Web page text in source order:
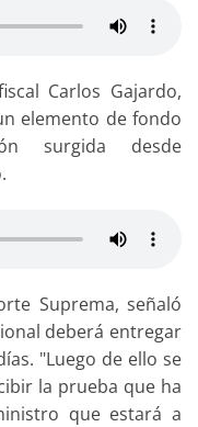
Carlos Gajardo,
elemento de fondo
surgida desde
Suprema, señaló
deberá entregar
"Luego de ello se
la prueba que ha
que estará a